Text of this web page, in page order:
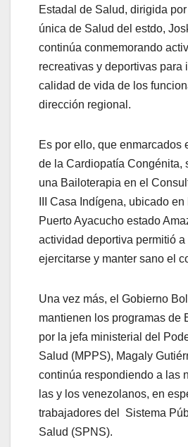
Estadal de Salud, dirigida
única de Salud del estdo,
continúa conmemorando
recreativas y deportivas para
calidad de vida de los
dirección regional.
Es por ello, que enmarcados
de la Cardiopatía Congénita,
una Bailoterapia en el
III Casa Indígena, ubicado
Puerto Ayacucho estado
actividad deportiva permitió
ejercitarse y manter sano el
Una vez más, el Gobierno
mantienen los programas de
por la jefa ministerial del
Salud (MPPS), Magaly
continúa respondiendo a las
las y los venezolanos, en
trabajadores del Sistema
Salud (SPNS).